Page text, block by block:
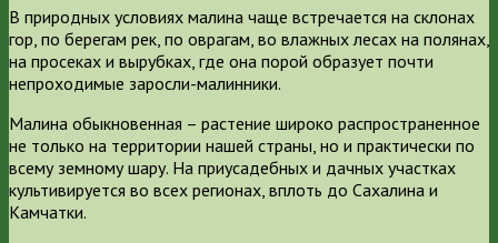
В природных условиях малина чаще встречается на склонах
гор, по берегам рек, по оврагам, во влажных лесах на полянах,
на просеках и вырубках, где она порой образует почти
непроходимые заросли-малинники.
Малина обыкновенная – растение широко распространенное
не только на территории нашей страны, но и практически по
всему земному шару. На приусадебных и дачных участках
культивируется во всех регионах, вплоть до Сахалина и
Камчатки.